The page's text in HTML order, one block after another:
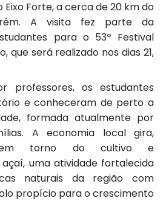
Eixo Forte, a cerca de 20 km do
A visita fez parte da
para o 53º Festival
que será realizado nos dias 21,
professores, os estudantes
e conheceram de perto a
formada atualmente por
A economia local gira,
em torno do cultivo e
uma atividade fortalecida
naturais da região com
propício para o crescimento